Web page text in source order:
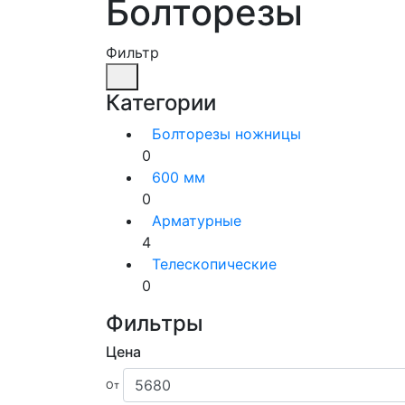
Болторезы
Фильтр
Категории
Болторезы ножницы
0
600 мм
0
Арматурные
4
Телескопические
0
Фильтры
Цена
От